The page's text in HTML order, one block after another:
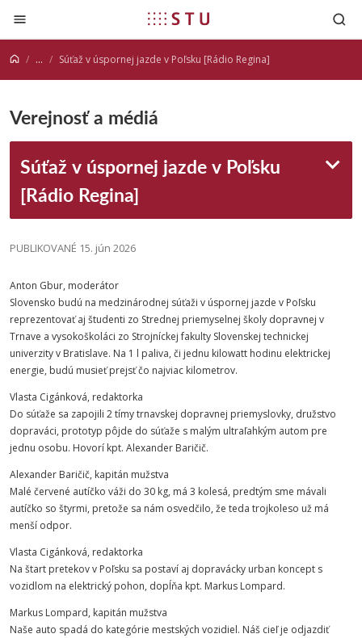
Prejsť na obsah
... Súťaž v úspornej jazde v Poľsku [Rádio Regina]
Verejnosť a médiá
Súťaž v úspornej jazde v Poľsku
[Rádio Regina]
PUBLIKOVANÉ 15. jún 2026
Anton Gbur, moderátor
Slovensko budú na medzinárodnej súťaži v úspornej jazde v Poľsku
reprezentovať aj študenti zo Strednej priemyselnej školy dopravnej v
Trnave a vysokoškoláci zo Strojníckej fakulty Slovenskej technickej
univerzity v Bratislave. Na 1 l paliva, či jednu kilowatt hodinu elektrickej
energie, budú musieť prejsť čo najviac kilometrov.
Vlasta Cigánková, redaktorka
Do súťaže sa zapojili 2 tímy trnavskej dopravnej priemyslovky, družstvo
dopraváci, prototyp pôjde do súťaže s malým ultraľahkým autom pre
jednu osobu. Hovorí kpt. Alexander Baričič.
Alexander Baričič, kapitán mužstva
Malé červené autíčko váži do 30 kg, má 3 kolesá, predtým sme mávali
autíčko so štyrmi, pretože sa nám osvedčilo, že teda trojkoleso už má
menší odpor.
Vlasta Cigánková, redaktorka
Na štart pretekov v Poľsku sa postaví aj dopravácky urban koncept s
vozidlom na elektrický pohon, dopĺňa kpt. Markus Lompard.
Markus Lompard, kapitán mužstva
Naše auto spadá do kategórie mestských vozidiel. Náš cieľ je odjazdiť